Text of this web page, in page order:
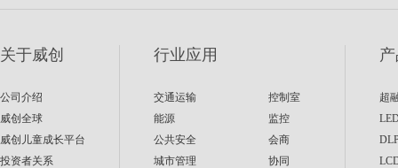
关于威创
公司介绍
威创全球
威创儿童成长平台
投资者关系
行业应用
交通运输
能源
公共安全
城市管理
控制室
监控
会商
协同
超